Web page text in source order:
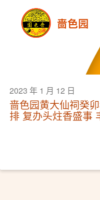
2023 年 1 月 12 日
啬色园黄大仙祠癸
排 复办头炷香盛事